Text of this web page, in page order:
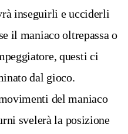
inseguirli e ucciderli
il maniaco oltrepassa o
questi ci
dal gioco.
del maniaco
svelerà la posizione